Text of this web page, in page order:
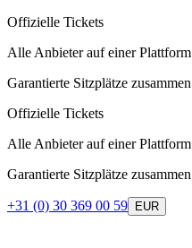
Offizielle Tickets
Alle Anbieter auf einer Plattform
Garantierte Sitzplätze zusammen
Offizielle Tickets
Alle Anbieter auf einer Plattform
Garantierte Sitzplätze zusammen
+31 (0) 30 369 00 59 EUR